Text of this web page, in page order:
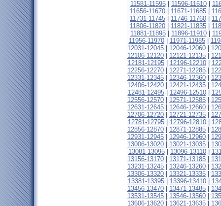
11581-11595| 11596-11610|
11656-11670
11671-11685
11731-11745
11746-11760
11806-11820
11821-11835
11881-11895| 11896-11910|
11956-11970| 11971-11985|
12031-12045
12046-12060
12106-12120
12121-12135
12181-12195| 12196-12210|
12256-12270
12271-12285
12331-12345
12346-12360
12406-12420
12421-12435
12481-12495| 12496-12510|
12556-12570
12571-12585
12631-12645
12646-12660
12706-12720
12721-12735
12781-12795| 12796-12810|
12856-12870
12871-12885
12931-12945
12946-12960
13006-13020
13021-13035
13081-13095| 13096-13110|
13156-13170
13171-13185
13231-13245
13246-13260
13306-13320
13321-13335
13381-13395| 13396-13410|
13456-13470
13471-13485
13531-13545
13546-13560
13606-13620
13621-13635